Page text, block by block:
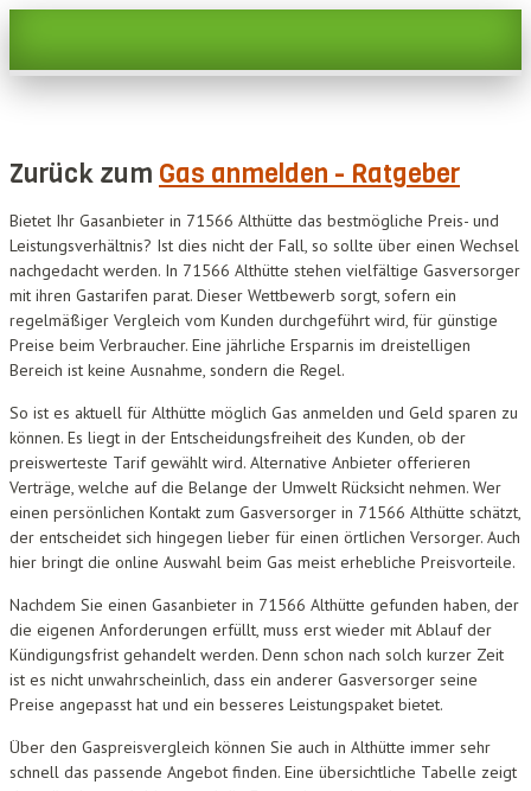
Zurück zum Gas anmelden - Ratgeber
Bietet Ihr Gasanbieter in 71566 Althütte das bestmögliche Preis- und
Leistungsverhältnis? Ist dies nicht der Fall, so sollte über einen Wechsel
nachgedacht werden. In 71566 Althütte stehen vielfältige Gasversorger
mit ihren Gastarifen parat. Dieser Wettbewerb sorgt, sofern ein
regelmäßiger Vergleich vom Kunden durchgeführt wird, für günstige
Preise beim Verbraucher. Eine jährliche Ersparnis im dreistelligen
Bereich ist keine Ausnahme, sondern die Regel.
So ist es aktuell für Althütte möglich Gas anmelden und Geld sparen zu
können. Es liegt in der Entscheidungsfreiheit des Kunden, ob der
preiswerteste Tarif gewählt wird. Alternative Anbieter offerieren
Verträge, welche auf die Belange der Umwelt Rücksicht nehmen. Wer
einen persönlichen Kontakt zum Gasversorger in 71566 Althütte schätzt,
der entscheidet sich hingegen lieber für einen örtlichen Versorger. Auch
hier bringt die online Auswahl beim Gas meist erhebliche Preisvorteile.
Nachdem Sie einen Gasanbieter in 71566 Althütte gefunden haben, der
die eigenen Anforderungen erfüllt, muss erst wieder mit Ablauf der
Kündigungsfrist gehandelt werden. Denn schon nach solch kurzer Zeit
ist es nicht unwahrscheinlich, dass ein anderer Gasversorger seine
Preise angepasst hat und ein besseres Leistungspaket bietet.
Über den Gaspreisvergleich können Sie auch in Althütte immer sehr
schnell das passende Angebot finden. Eine übersichtliche Tabelle zeigt